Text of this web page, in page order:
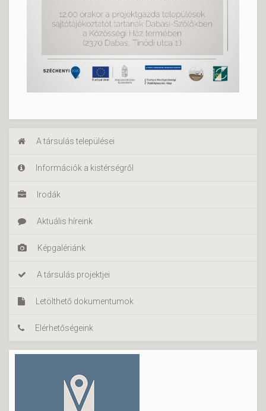
A társulás települései
Információk a kistérségről
Irodák
Aktuális híreink
Képgalériánk
A társulás projektjei
Letölthető dokumentumok
Elérhetőségeink